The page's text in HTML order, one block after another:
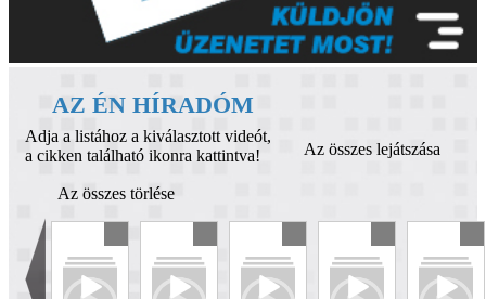
AZ ÉN HÍRADÓM
Adja a listához a kiválasztott videót,
a cikken található ikonra kattintva!
Az összes lejátszása
Az összes törlése